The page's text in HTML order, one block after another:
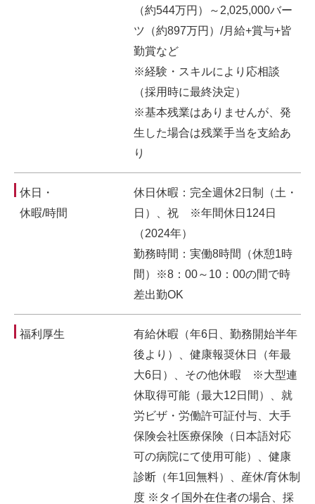
（約544万円）～2,025,000バー
ツ（約897万円）/月給+賞与+皆
勤賞など
※経験・スキルにより応相談
（採用時に最終決定）
※基本残業はありませんが、発
生した場合は残業手当を支給あ
り
休日・
休暇/時間
休日休暇：完全週休2日制（土・
日）、祝 ※年間休日124日
（2024年）
勤務時間：実働8時間（休憩1時
間）※8：00～10：00の間で時
差出勤OK
福利厚生
有給休暇（年6日、勤務開始半年
後より）、健康報奨休日（年最
大6日）、その他休暇 ※大型連
休取得可能（最大12日間）、就
労ビザ・労働許可証付与、大手
保険会社医療保険（日本語対応
可の病院にて使用可能）、健康
診断（年1回無料）、産休/育休制
度 ※タイ国外在住者の場合、採